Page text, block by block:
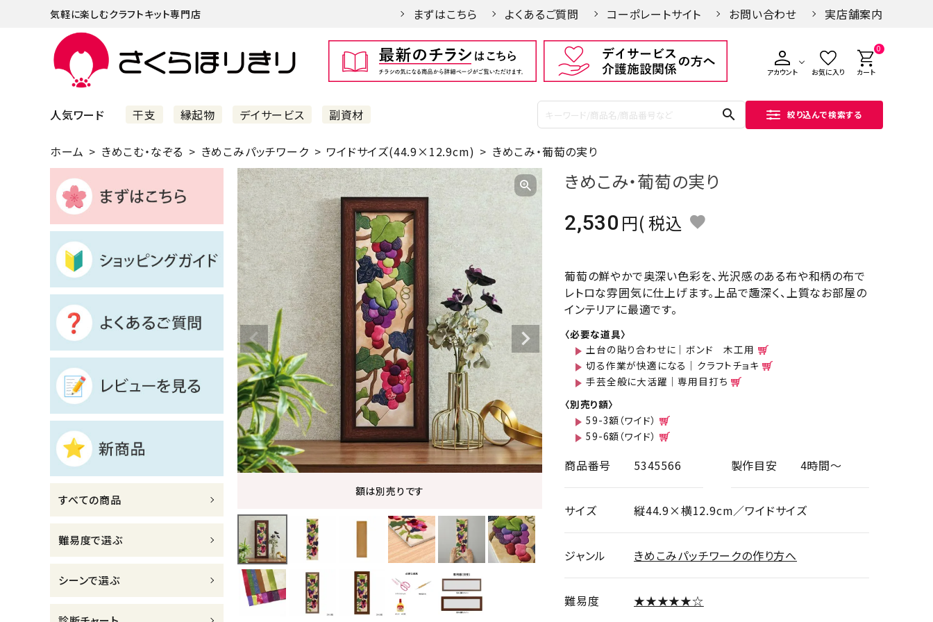
気軽に楽しむクラフトキット専門店 まずはこちら よくあるご質問 コーポレートサイト お問い合わせ 実店舗案内
アカウント お気に入り
0
カート
人気ワード 干支 縁起物 デイサービス 副資材 search 絞り込んで検索する
まずはこちら
ショッピングガイド
よくあるご質問
すべての商品
新着商品
診断チャート
ジャンルで選ぶ
レビューを見る
コーポレートサイト
実店舗案内
介護施設関係の方へ
ホーム きめこむ・なぞる きめこみパッチワーク ワイドサイズ(44.9×12.9cm) きめこみ・葡萄の実り
すべての商品
難易度で選ぶ
シーンで選ぶ
額は別売りです
きめこみ・葡萄の実り
2,530
税込
葡萄の鮮やかで奥深い色彩を、光沢感のある布や和柄の布で
レトロな雰囲気に仕上げます。上品で趣深く、上質なお部屋の
インテリアに最適です。
〈必要な道具〉
土台の貼り合わせに｜ボンド 木工用
切る作業が快適になる｜クラフトチョキ
手芸全般に大活躍｜専用目打ち
〈別売り額〉
59-3額（ワイド）
59-6額（ワイド）
商品番号 5345566 製作目安 4時間～
サイズ 縦44.9×横12.9cm／ワイドサイズ
ジャンル きめこみパッチワークの作り方へ
難易度 ★★★★★☆